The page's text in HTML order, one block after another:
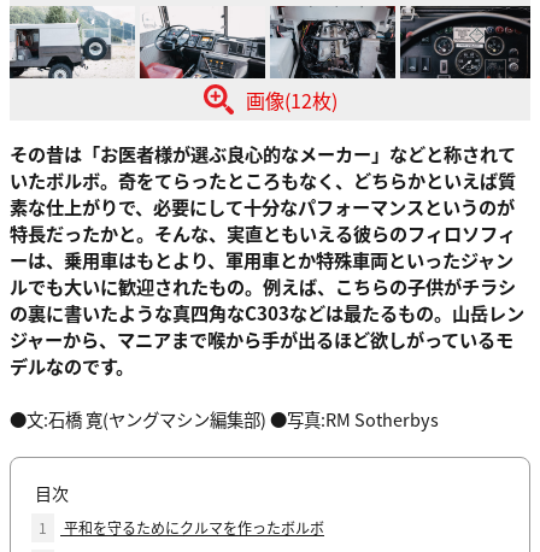
画像(12枚)
その昔は「お医者様が選ぶ良心的なメーカー」などと称されて
いたボルボ。奇をてらったところもなく、どちらかといえば質
素な仕上がりで、必要にして十分なパフォーマンスというのが
特長だったかと。そんな、実直ともいえる彼らのフィロソフィ
ーは、乗用車はもとより、軍用車とか特殊車両といったジャン
ルでも大いに歓迎されたもの。例えば、こちらの子供がチラシ
の裏に書いたような真四角なC303などは最たるもの。山岳レン
ジャーから、マニアまで喉から手が出るほど欲しがっているモ
デルなのです。
●文:石橋 寛(ヤングマシン編集部) ●写真:RM Sotherbys
目次
1
平和を守るためにクルマを作ったボルボ